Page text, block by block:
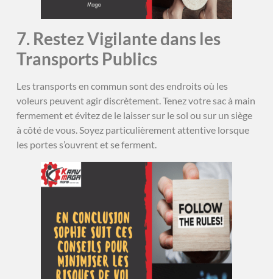
7. Restez Vigilante dans les
Transports Publics
Les transports en commun sont des endroits où les
voleurs peuvent agir discrètement. Tenez votre sac à main
fermement et évitez de le laisser sur le sol ou sur un siège
à côté de vous. Soyez particulièrement attentive lorsque
les portes s’ouvrent et se ferment.